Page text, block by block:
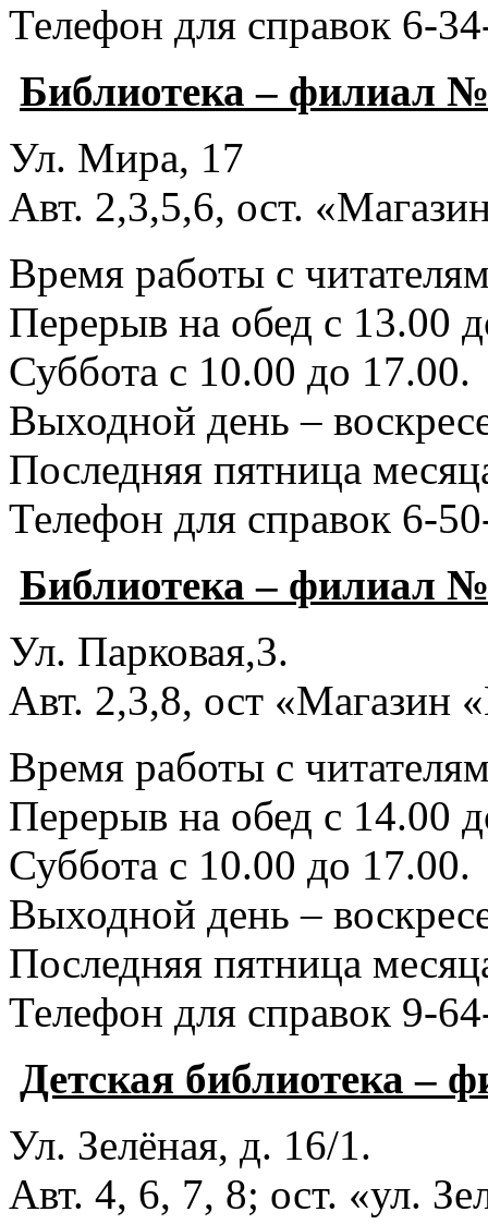
Телефон для справок 6-
Библиотека – филиал
Ул. Мира, 17
Авт. 2,3,5,6, ост.
Время работы с
Перерыв на обед с 13.00
Суббота с 10.00 до 17.00.
Выходной день –
Последняя пятница
Телефон для справок 6-
Библиотека – филиал
Ул. Парковая,3.
Авт. 2,3,8, ост «Магазин
Время работы с
Перерыв на обед с 14.00
Суббота с 10.00 до 17.00.
Выходной день –
Последняя пятница
Телефон для справок 9-
Детская библиотека –
Ул. Зелёная, д. 16/1.
Авт. 4, 6, 7, 8; ост. «ул.